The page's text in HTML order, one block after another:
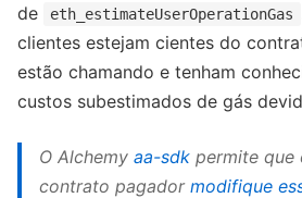
de eth_estimateUserOperationGas
clientes estejam cientes do
estão chamando e tenham
custos subestimados de gás
O Alchemy aa-sdk permite que
contrato pagador modifique